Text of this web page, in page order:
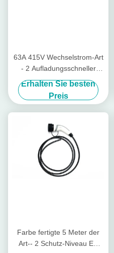
63A 415V Wechselstrom-Art
- 2 Aufladungsschneller
Aufladungsstecker Iecs
62196 kabel EV
Erhalten Sie besten
Preis
Farbe fertigte 5 Meter der
Art-- 2 Schutz-Niveau EV